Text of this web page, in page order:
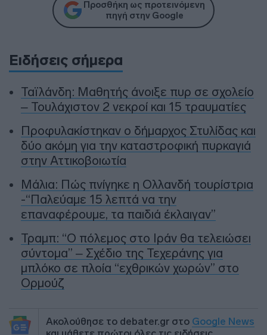
Προσθήκη ως προτεινόμενη
πηγή στην Google
Ειδήσεις σήμερα
Ταϊλάνδη: Μαθητής άνοιξε πυρ σε σχολείο
– Τουλάχιστον 2 νεκροί και 15 τραυματίες
Προφυλακίστηκαν ο δήμαρχος Στυλίδας και
δύο ακόμη για την καταστροφική πυρκαγιά
στην Αττικοβοιωτία
Μάλια: Πώς πνίγηκε η Ολλανδή τουρίστρια
-“Παλεύαμε 15 λεπτά να την
επαναφέρουμε, τα παιδιά έκλαιγαν”
Τραμπ: “Ο πόλεμος στο Ιράν θα τελειώσει
σύντομα” – Σχέδιο της Τεχεράνης για
μπλόκο σε πλοία “εχθρικών χωρών” στο
Ορμούζ
Ακολούθησε το debater.gr στο Google News